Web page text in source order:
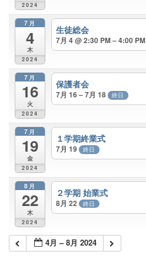
2024
7月
4
木
2024
生徒総会
7月 4 @ 2:30 PM – 4:00 PM
7月
16
火
2024
保護者会
7月 16 – 7月 18 終日
7月
19
金
2024
１学期終業式
7月 19 終日
8月
22
木
2024
２学期 始業式
8月 22 終日
4月 – 8月 2024